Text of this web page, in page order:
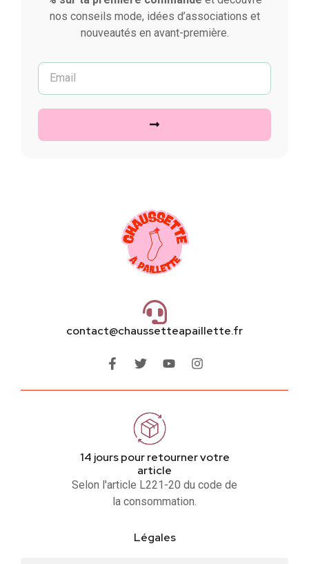
nos conseils mode, idées d’associations et
nouveautés en avant-première.
contact@chaussetteapaillette.fr
14 jours pour retourner votre
article
Selon l'article L221-20 du code de
la consommation.
Légales